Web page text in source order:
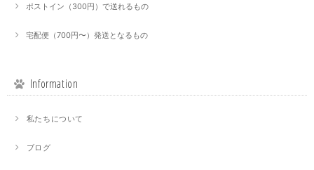
ポストイン（300円）で送れるもの
宅配便（700円〜）発送となるもの
Information
私たちについて
ブログ